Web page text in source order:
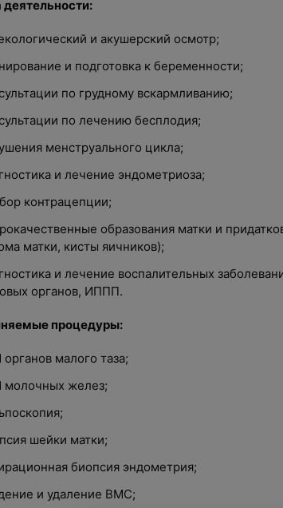
и акушерский осмотр;
и подготовка к беременности;
по грудному вскармливанию;
по лечению бесплодия;
менструального цикла;
и лечение эндометриоза;
контрацепции;
образования матки и
матки, кисты яичников);
и лечение воспалительных
органов, ИППП.
процедуры:
малого таза;
молочных желез;
шейки матки;
биопсия эндометрия;
и удаление ВМС;